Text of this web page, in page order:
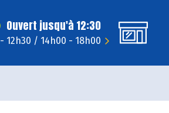
Ouvert jusqu'à 12:30
12h30 / 14h00 - 18h00